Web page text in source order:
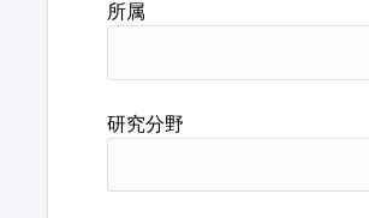
所属
研究分野